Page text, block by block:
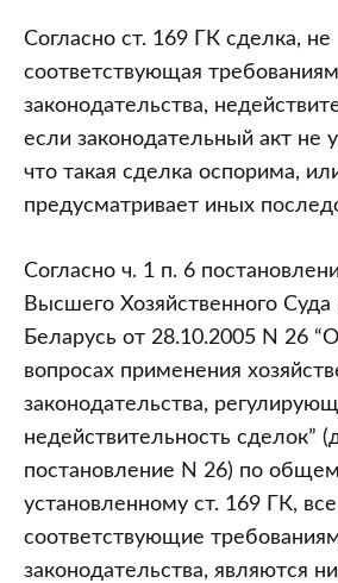
Согласно ст. 169 ГК сделка, не
соответствующая требованиям
законодательства,
если законодательный акт не
что такая сделка оспорима,
предусматривает иных
Согласно ч. 1 п. 6
Высшего Хозяйственного Суда
Беларусь от 28.10.2005 N 26
вопросах применения
законодательства,
недействительность сделок”
постановление N 26) по
установленному ст. 169 ГК,
соответствующие
законодательства, являются